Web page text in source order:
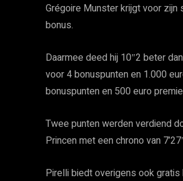
Grégoire Munster krijgt voor
bonus.
Daarmee deed hij 10″2 beter
voor 4 bonuspunten en 1.000
bonuspunten en 500 euro
Twee punten werden verdiend
Princen met een chrono van
Pirelli biedt overigens ook gratis